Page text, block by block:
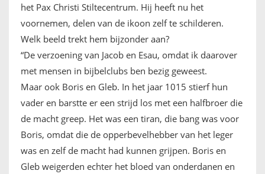
het Pax Christi Stiltecentrum. Hij heeft nu het
voornemen, delen van de ikoon zelf te schilderen.
Welk beeld trekt hem bijzonder aan?
“De verzoening van Jacob en Esau, omdat ik daarover
met mensen in bijbelclubs ben bezig geweest.
Maar ook Boris en Gleb. In het jaar 1015 stierf hun
vader en barstte er een strijd los met een halfbroer die
de macht greep. Het was een tiran, die bang was voor
Boris, omdat die de opperbevelhebber van het leger
was en zelf de macht had kunnen grijpen. Boris en
Gleb weigerden echter het bloed van onderdanen en